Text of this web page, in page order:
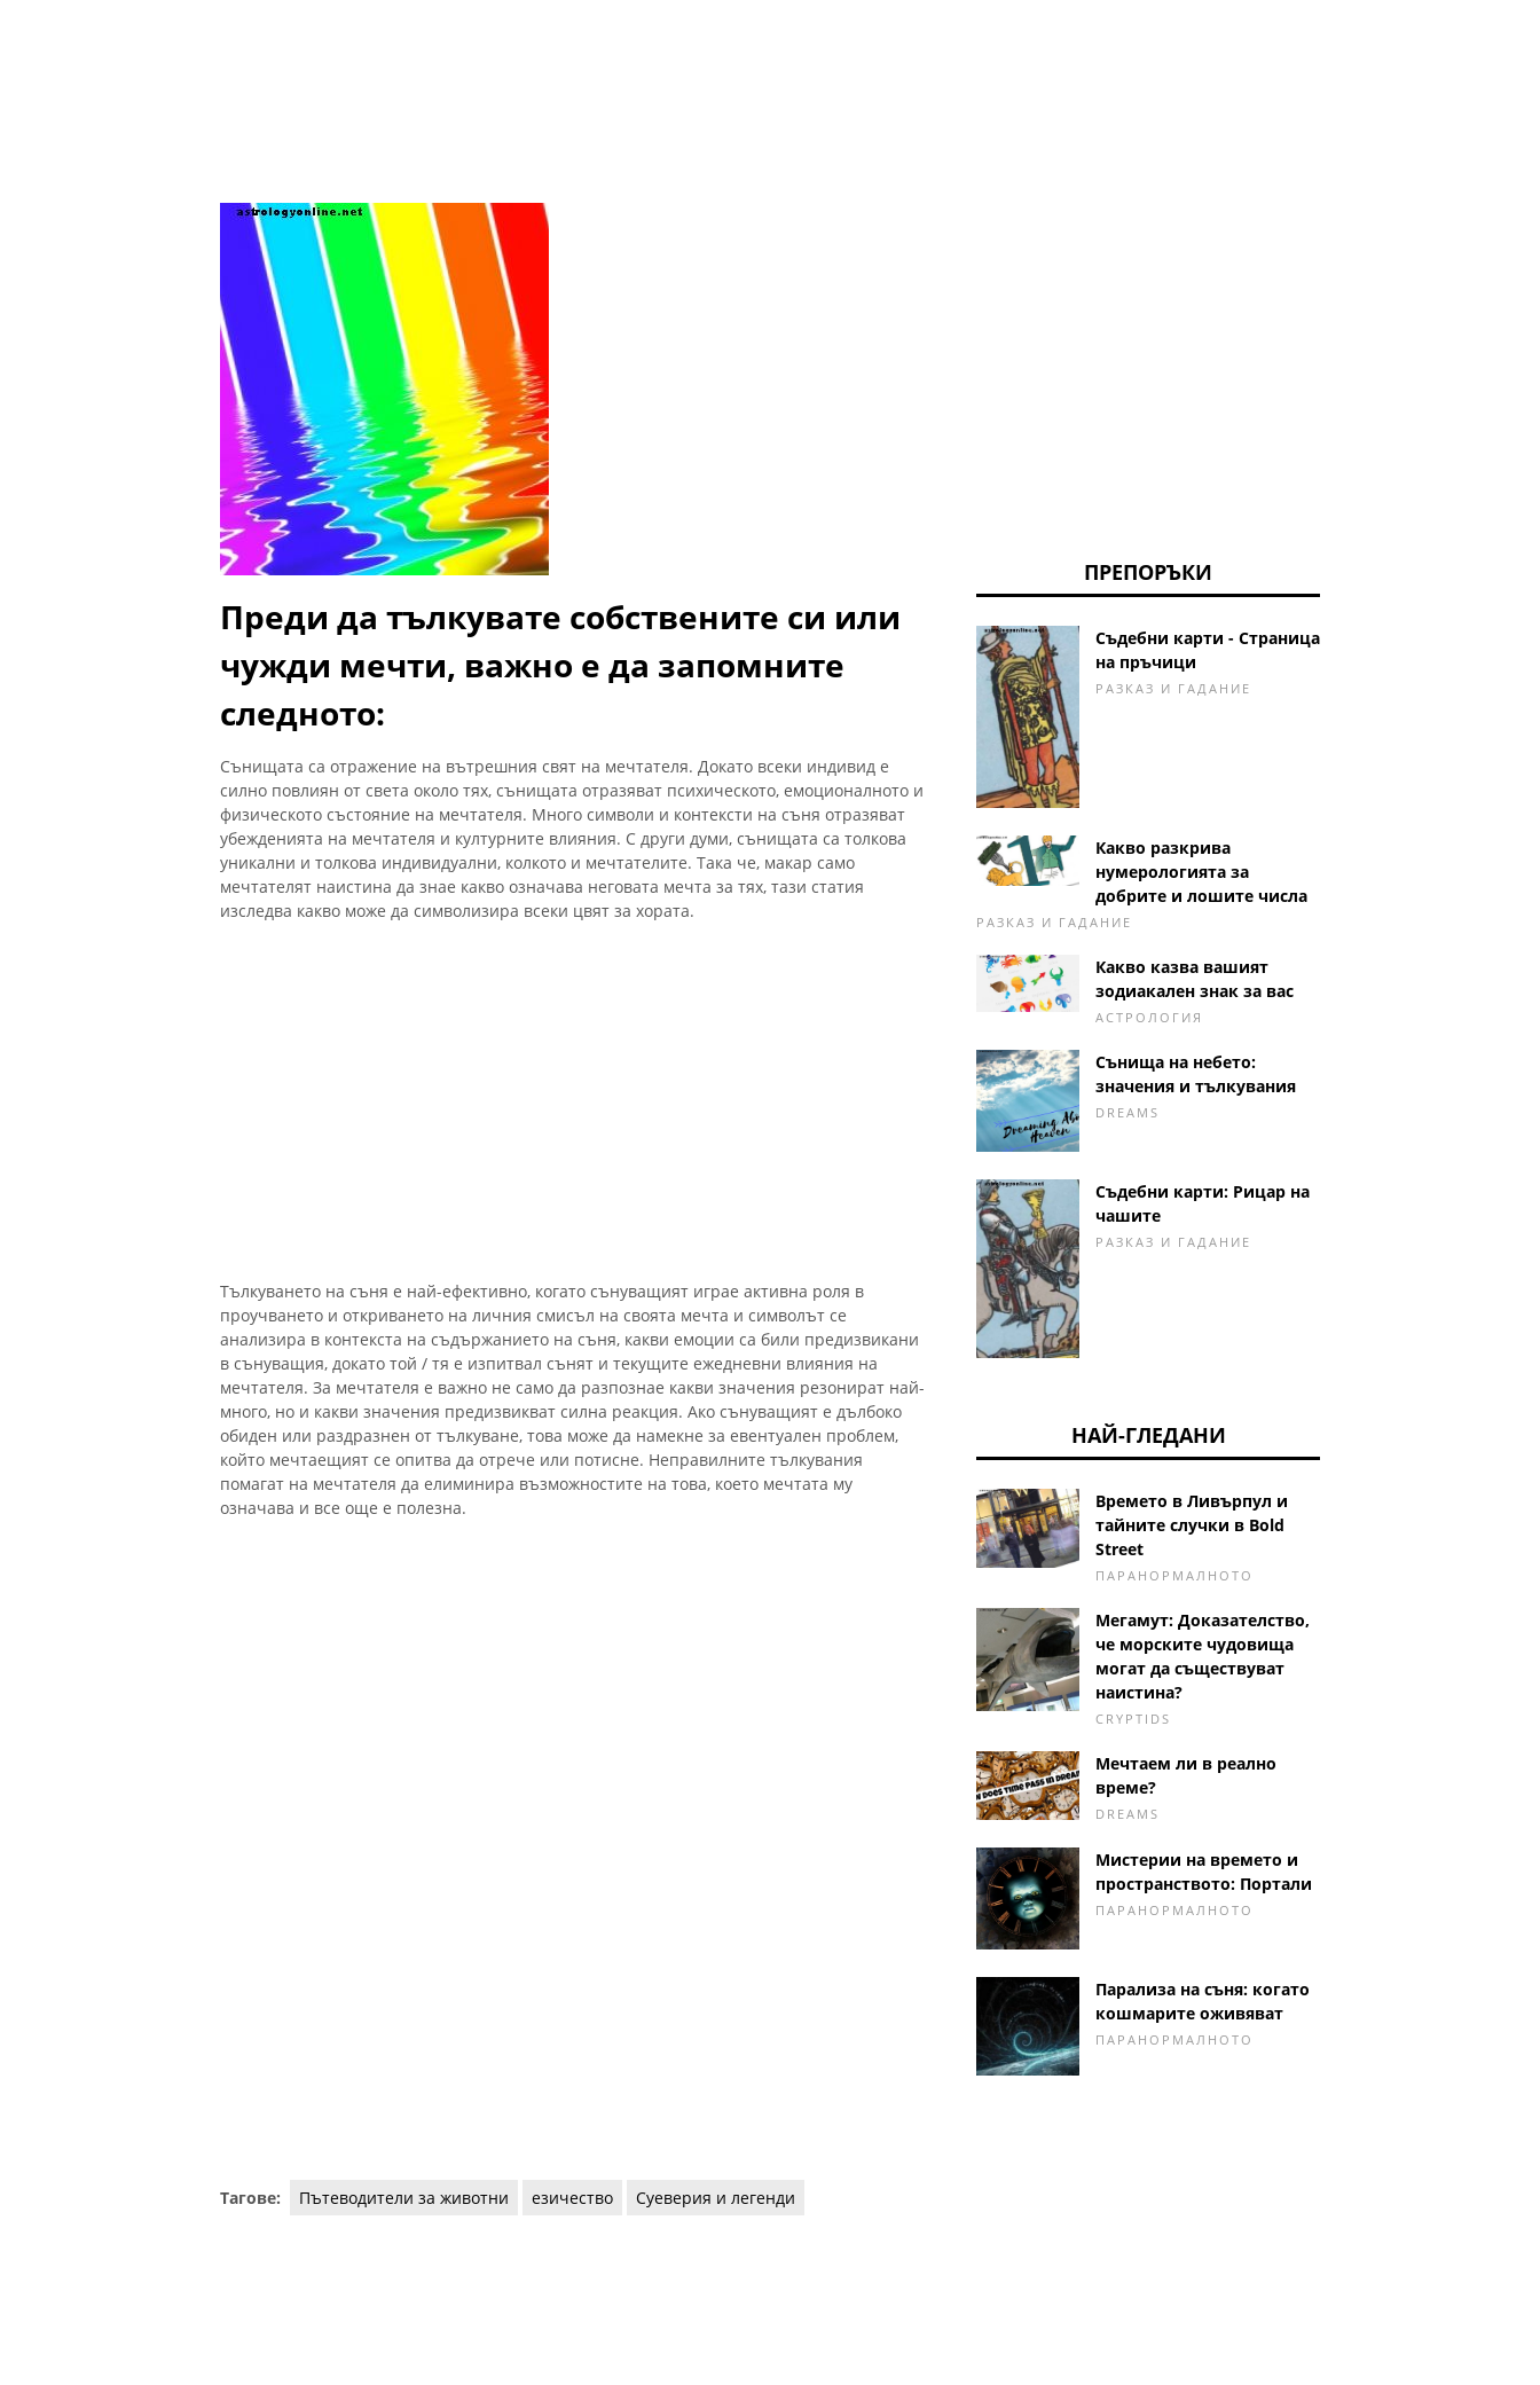
Преди да тълкувате собствените си или
чужди мечти, важно е да запомните
следното:
Сънищата са отражение на вътрешния свят на мечтателя. Докато всеки индивид е
силно повлиян от света около тях, сънищата отразяват психическото, емоционалното и
физическото състояние на мечтателя. Много символи и контексти на съня отразяват
убежденията на мечтателя и културните влияния. С други думи, сънищата са толкова
уникални и толкова индивидуални, колкото и мечтателите. Така че, макар само
мечтателят наистина да знае какво означава неговата мечта за тях, тази статия
изследва какво може да символизира всеки цвят за хората.
Тълкуването на съня е най-ефективно, когато сънуващият играе активна роля в
проучването и откриването на личния смисъл на своята мечта и символът се
анализира в контекста на съдържанието на съня, какви емоции са били предизвикани
в сънуващия, докато той / тя е изпитвал сънят и текущите ежедневни влияния на
мечтателя. За мечтателя е важно не само да разпознае какви значения резонират най-
много, но и какви значения предизвикват силна реакция. Ако сънуващият е дълбоко
обиден или раздразнен от тълкуване, това може да намекне за евентуален проблем,
който мечтаещият се опитва да отрече или потисне. Неправилните тълкувания
помагат на мечтателя да елиминира възможностите на това, което мечтата му
означава и все още е полезна.
Тагове: Пътеводители за животни езичество Суеверия и легенди
ПРЕПОРЪКИ
Съдебни карти - Страница
на пръчици
РАЗКАЗ И ГАДАНИЕ
Какво разкрива
нумерологията за
добрите и лошите числа
РАЗКАЗ И ГАДАНИЕ
Какво казва вашият
зодиакален знак за вас
АСТРОЛОГИЯ
Сънища на небето:
значения и тълкувания
DREAMS
Съдебни карти: Рицар на
чашите
РАЗКАЗ И ГАДАНИЕ
НАЙ-ГЛЕДАНИ
Времето в Ливърпул и
тайните случки в Bold
Street
ПАРАНОРМАЛНОТО
Мегамут: Доказателство,
че морските чудовища
могат да съществуват
наистина?
CRYPTIDS
Мечтаем ли в реално
време?
DREAMS
Мистерии на времето и
пространството: Портали
ПАРАНОРМАЛНОТО
Парализа на съня: когато
кошмарите оживяват
ПАРАНОРМАЛНОТО